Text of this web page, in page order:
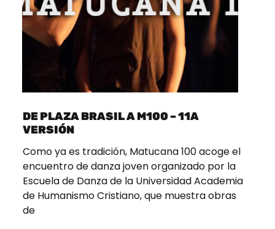
DE PLAZA BRASIL A M100 – 11A
VERSIÓN
Como ya es tradición, Matucana 100 acoge el
encuentro de danza joven organizado por la
Escuela de Danza de la Universidad Academia
de Humanismo Cristiano, que muestra obras
de